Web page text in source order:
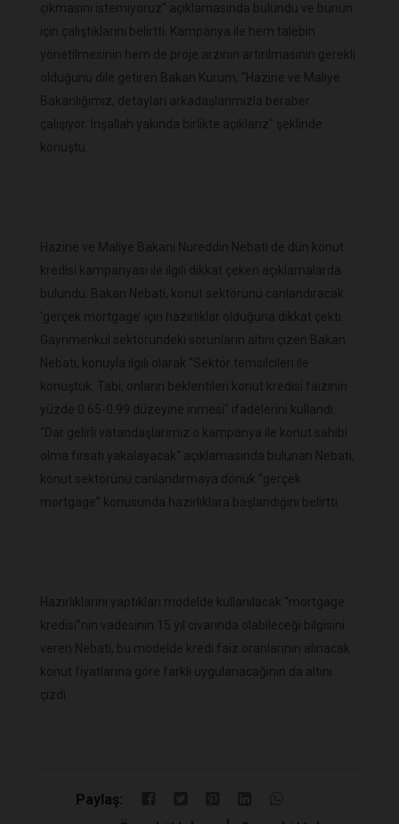
çıkmasını istemiyoruz" açıklamasında bulundu ve bunun
için çalıştıklarını belirtti. Kampanya ile hem talebin
yönetilmesinin hem de proje arzının artırılmasının gerekli
olduğunu dile getiren Bakan Kurum, "Hazine ve Maliye
Bakanlığımız, detayları arkadaşlarımızla beraber
çalışıyor. İnşallah yakında birlikte açıklarız" şeklinde
konuştu.
Hazine ve Maliye Bakanı Nureddin Nebati de dün konut
kredisi kampanyası ile ilgili dikkat çeken açıklamalarda
bulundu. Bakan Nebati, konut sektörünü canlandıracak
‘gerçek mortgage’ için hazırlıklar olduğuna dikkat çekti.
Gayrimenkul sektöründeki sorunların altını çizen Bakan
Nebati, konuyla ilgili olarak "Sektör temsilcileri ile
konuştuk. Tabi, onların beklentileri konut kredisi faizinin
yüzde 0.65-0.99 düzeyine inmesi" ifadelerini kullandı.
"Dar gelirli vatandaşlarımız o kampanya ile konut sahibi
olma fırsatı yakalayacak" açıklamasında bulunan Nebati,
konut sektörünü canlandırmaya dönük “gerçek
mortgage” konusunda hazırlıklara başlandığını belirtti.
Hazırlıklarını yaptıkları modelde kullanılacak “mortgage
kredisi”nin vadesinin 15 yıl civarında olabileceği bilgisini
veren Nebati, bu modelde kredi faiz oranlarının alınacak
konut fiyatlarına göre farklı uygulanacağının da altını
çizdi.
Paylaş: